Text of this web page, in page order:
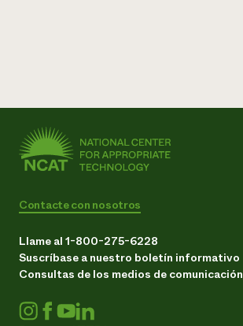
Contacte con nosotros
Llame al 1-800-275-6228
Suscríbase a nuestro boletín informativo
Consultas de los medios de comunicación